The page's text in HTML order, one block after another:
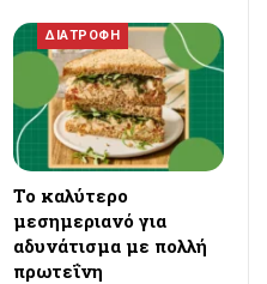
ΔΙΑΤΡΟΦΗ
Το καλύτερο
μεσημεριανό για
αδυνάτισμα με πολλή
πρωτεΐνη